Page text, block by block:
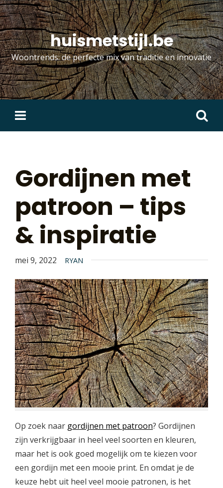
Skip
to
content
huismetstijl.be
Woontrends: de perfecte mix van traditie en innovatie
Zoeken
naar:
Gordijnen met
patroon – tips
& inspiratie
mei 9, 2022 RYAN
Op zoek naar gordijnen met patroon? Gordijnen
zijn verkrijgbaar in heel veel soorten en kleuren,
maar het is ook goed mogelijk om te kiezen voor
een gordijn met een mooie print. En omdat je de
keuze hebt uit heel veel mooie patronen, is het